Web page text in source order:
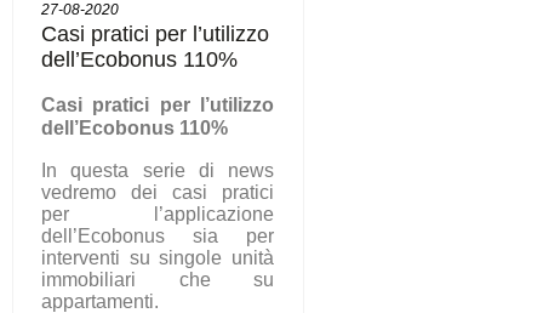
27-08-2020
Casi pratici per l’utilizzo
dell’Ecobonus 110%
Casi pratici per l’utilizzo
dell’Ecobonus 110%
In questa serie di news
vedremo dei casi pratici
per l’applicazione
dell’Ecobonus sia per
interventi su singole unità
immobiliari che su
appartamenti.